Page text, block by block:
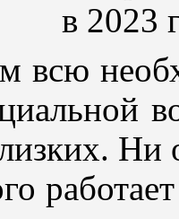
в 2023
всю
Ни